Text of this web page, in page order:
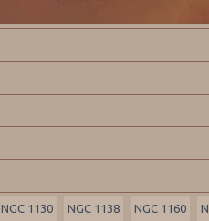
NGC 1130 NGC 1138 NGC 1160